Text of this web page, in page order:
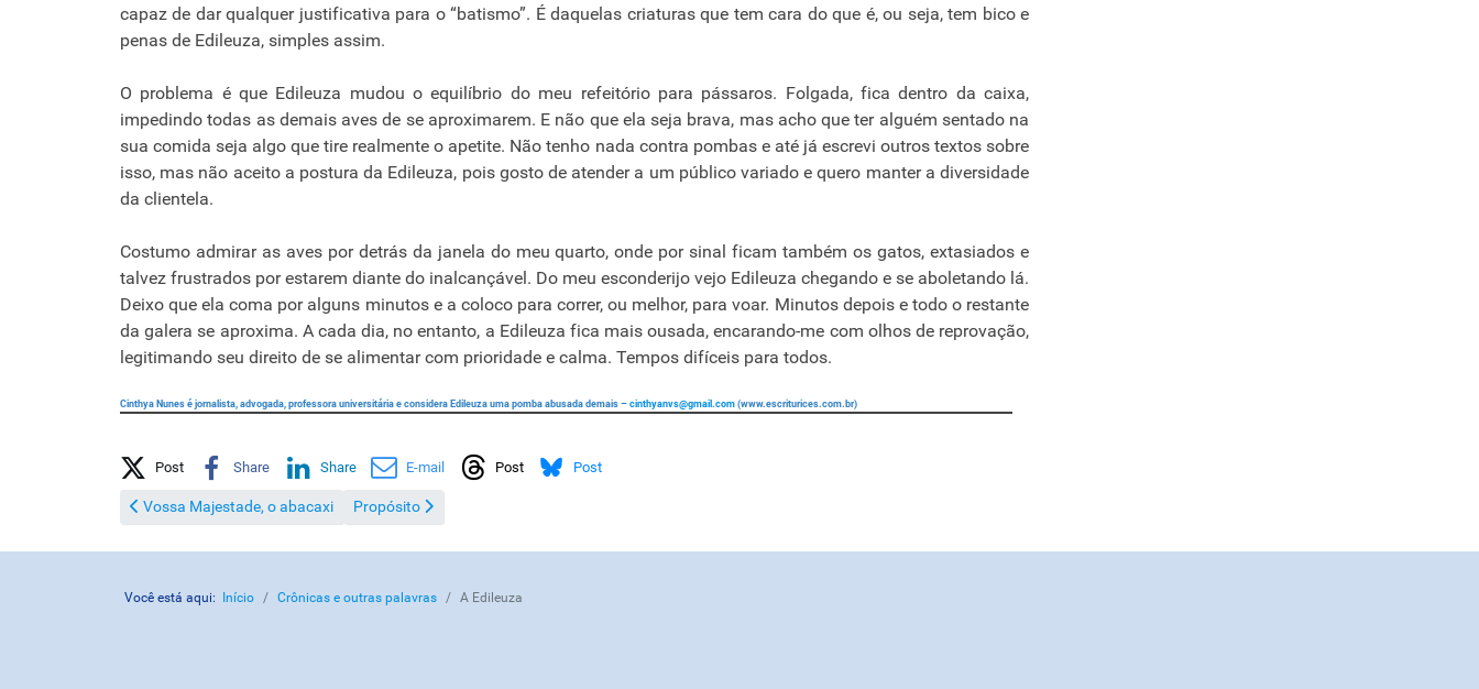
capaz de dar qualquer justificativa para o “batismo”. É daquelas criaturas que tem cara do que é, ou seja, tem bico e
penas de Edileuza, simples assim.
O problema é que Edileuza mudou o equilíbrio do meu refeitório para pássaros. Folgada, fica dentro da caixa,
impedindo todas as demais aves de se aproximarem. E não que ela seja brava, mas acho que ter alguém sentado na
sua comida seja algo que tire realmente o apetite. Não tenho nada contra pombas e até já escrevi outros textos sobre
isso, mas não aceito a postura da Edileuza, pois gosto de atender a um público variado e quero manter a diversidade
da clientela.
Costumo admirar as aves por detrás da janela do meu quarto, onde por sinal ficam também os gatos, extasiados e
talvez frustrados por estarem diante do inalcançável. Do meu esconderijo vejo Edileuza chegando e se aboletando lá.
Deixo que ela coma por alguns minutos e a coloco para correr, ou melhor, para voar. Minutos depois e todo o restante
da galera se aproxima. A cada dia, no entanto, a Edileuza fica mais ousada, encarando-me com olhos de reprovação,
legitimando seu direito de se alimentar com prioridade e calma. Tempos difíceis para todos.
Cinthya Nunes é jornalista, advogada, professora universitária e considera Edileuza uma pomba abusada demais – cinthyanvs@gmail.com (www.escriturices.com.br)
Share on Social Media
Post Share Share E-mail Post Post
Artigo anterior: Vossa Majestade, o abacaxi
Vossa Majestade, o abacaxi Próximo artigo: Propósito
Propósito
Você está aqui: Início Crônicas e outras palavras A Edileuza